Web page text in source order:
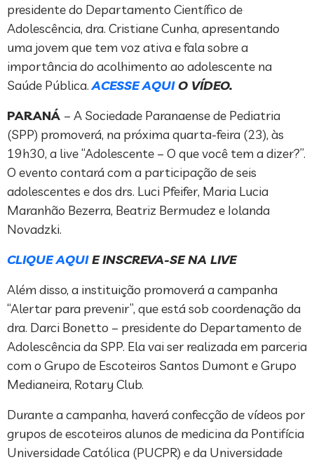
presidente do Departamento Científico de
Adolescência, dra. Cristiane Cunha, apresentando
uma jovem que tem voz ativa e fala sobre a
importância do acolhimento ao adolescente na
Saúde Pública.ACESSE AQUIO VÍDEO.
PARANÁ – A Sociedade Paranaense de Pediatria
(SPP) promoverá, na próxima quarta-feira (23), às
19h30, a live “Adolescente – O que você tem a dizer?”.
O evento contará com a participação de seis
adolescentes e dos drs. Luci Pfeifer, Maria Lucia
Maranhão Bezerra, Beatriz Bermudez e Iolanda
Novadzki.
CLIQUE AQUIE INSCREVA-SE NA LIVE
Além disso, a instituição promoverá a campanha
“Alertar para prevenir”, que está sob coordenação da
dra. Darci Bonetto – presidente do Departamento de
Adolescência da SPP. Ela vai ser realizada em parceria
com o Grupo de Escoteiros Santos Dumont e Grupo
Medianeira, Rotary Club.
Durante a campanha, haverá confecção de vídeos por
grupos de escoteiros alunos de medicina da Pontifícia
Universidade Católica (PUCPR) e da Universidade